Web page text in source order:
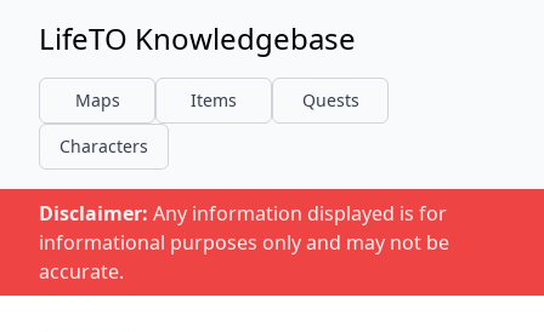
LifeTO Knowledgebase
Maps Items
Quests
Characters
Disclaimer: Any information displayed is for
informational purposes only and may not be
accurate.